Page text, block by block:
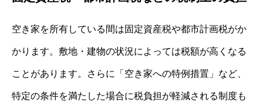
空き家を所有している間は固定資産税や都市計画税がか
かります。敷地・建物の状況によっては税額が高くなる
ことがあります。さらに「空き家への特例措置」など、
特定の条件を満たした場合に税負担が軽減される制度も